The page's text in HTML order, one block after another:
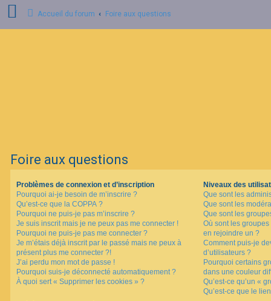
n
Accueil du forum Foire aux questions
Foire aux questions
Problèmes de connexion et d’inscription
Pourquoi ai-je besoin de m’inscrire ?
Qu’est-ce que la COPPA ?
Pourquoi ne puis-je pas m’inscrire ?
Je suis inscrit mais je ne peux pas me connecter !
Pourquoi ne puis-je pas me connecter ?
Je m’étais déjà inscrit par le passé mais ne peux à
présent plus me connecter ?!
J’ai perdu mon mot de passe !
Pourquoi suis-je déconnecté automatiquement ?
À quoi sert « Supprimer les cookies » ?
Niveaux des
Que sont les
Que sont les
Que sont les
Où sont les
en rejoindre un ?
Comment puis-je
d’utilisateurs ?
Pourquoi certains
dans une couleur
Qu’est-ce qu’un «
Qu’est-ce que le